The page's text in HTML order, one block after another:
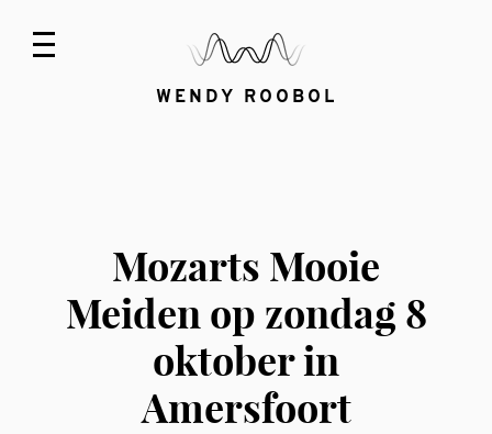
WENDY ROOBOL
Mozarts Mooie
Meiden op zondag 8
oktober in
Amersfoort